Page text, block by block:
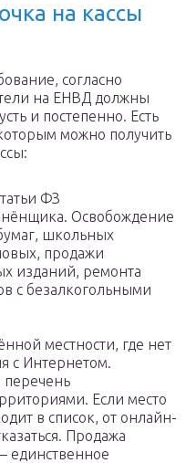
на кассы
согласно
на ЕНВД должны
и постепенно. Есть
можно получить
ФЗ
Освобождение
школьных
продажи
изданий, ремонта
с безалкогольными
местности, где нет
с Интернетом.
перечень
Если место
в список, от онлайн-
Продажа
единственное